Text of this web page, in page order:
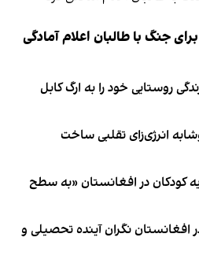
جنگ با طالبان اعلام آمادگی
روستایی خود را به ارگ کابل
نوشابه انرژی‌زای تقلبی ساخت
کودکان در افغانستان «به سطح
افغانستان نگران آینده تحصیلی و